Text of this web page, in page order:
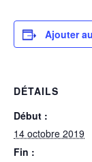
Ajouter
DÉTAILS
Début :
14 octobre 2019
Fin :